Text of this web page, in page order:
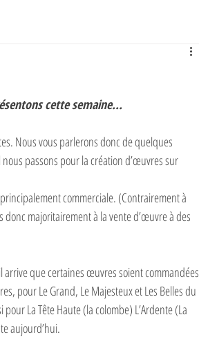
cette semaine...
Nous vous parlerons donc de quelques
passons pour la création d’œuvres sur
commerciale. (Contrairement à
majoritairement à la vente d’œuvre à des
que certaines œuvres soient commandées
pour Le Grand, Le Majesteux et Les Belles du
La Tête Haute (la colombe) L’Ardente (La
aujourd’hui.